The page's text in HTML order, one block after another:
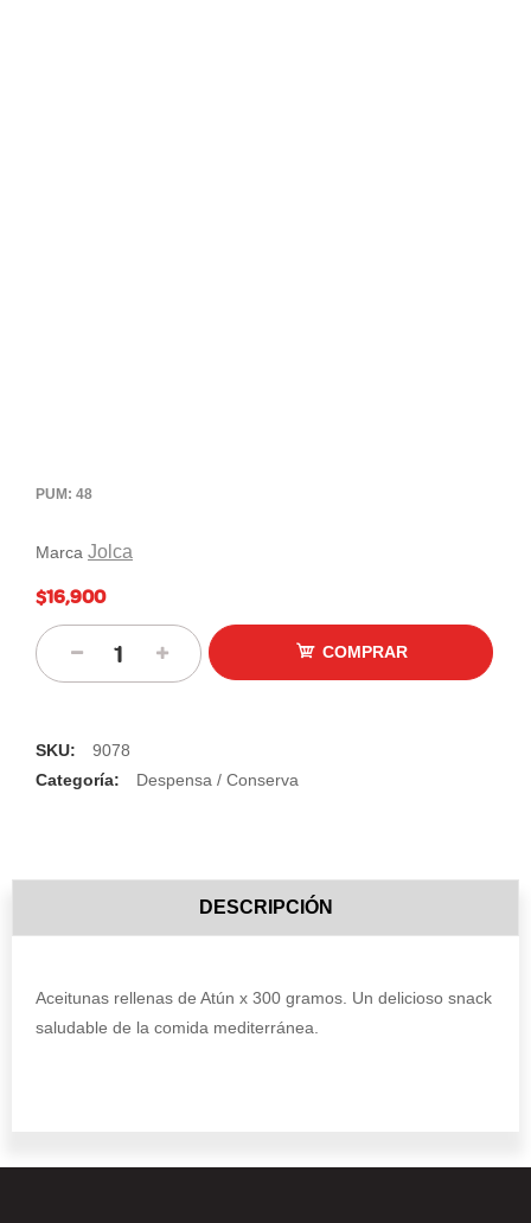
PUM: 48
Marca Jolca
$16,900
COMPRAR
SKU:
9078
Categoría:
Despensa / Conserva
DESCRIPCIÓN
Aceitunas rellenas de Atún x 300 gramos. Un delicioso snack
saludable de la comida mediterránea.